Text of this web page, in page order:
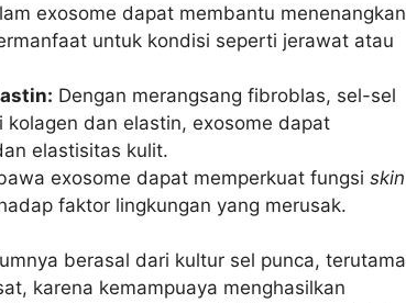
exosome dapat membantu menenangkan
untuk kondisi seperti jerawat atau
Dengan merangsang fibroblas, sel-sel
dan elastin, exosome dapat
elastisitas kulit.
exosome dapat memperkuat fungsi skin
faktor lingkungan yang merusak.
berasal dari kultur sel punca, terutama
karena kemampuaya menghasilkan